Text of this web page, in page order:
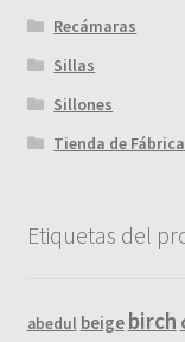
Recámaras
Sillas
Sillones
Tienda de Fábrica
Etiquetas del
abedul beige birch